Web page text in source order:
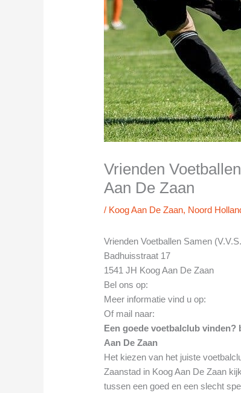
Vrienden
Aan De Zaan
/ Koog Aan De Zaan, Noord
Vrienden Voetballen Samen
Badhuisstraat 17
1541 JH Koog Aan De Zaan
Bel ons op:
Meer informatie vind u op:
Of mail naar:
Een goede voetbalclub vinden?
Aan De Zaan
Het kiezen van het juiste
Zaanstad in Koog Aan De Zaan
tussen een goed en een slecht